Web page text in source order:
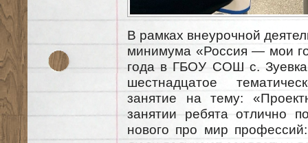
В рамках внеурочной
минимума «Россия — мои
года в ГБОУ СОШ с.
шестнадцатое
занятие на тему:
занятии ребята отлично
нового про мир